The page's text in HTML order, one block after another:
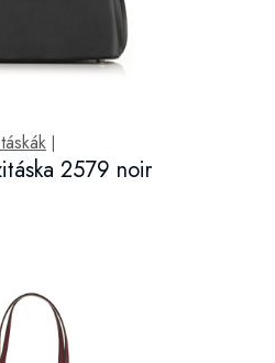
|
9179 bordoux